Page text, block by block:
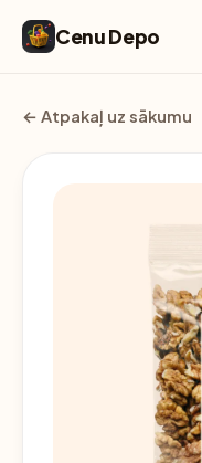
Cenu Depo
← Atpakaļ uz sākumu